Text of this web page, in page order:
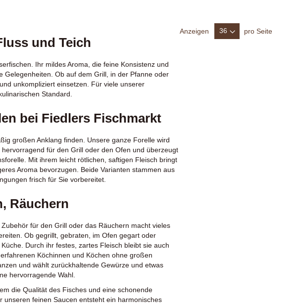
Anzeigen pro Seite
und Teich
Ihr mildes Aroma, die feine Konsistenz und
Ob auf dem Grill, in der Pfanne oder
unkompliziert einsetzen. Für viele unserer
Standard.
bei Fiedlers Fischmarkt
großen Anklang finden. Unsereganze Forelle wird
für den Grill oder den Ofen und überzeugt
. Mit ihrem leicht rötlichen, saftigen Fleisch bringt
Aroma bevorzugen. Beide Varianten stammen aus
frisch für Sie vorbereitet.
Räuchern
für den Grill oder das Räuchern macht vieles
Ob gegrillt, gebraten, im Ofen gegart oder
Durch ihr festes, zartes Fleisch bleibt sie auch
Köchinnen und Köchen ohne großen
und wählt zurückhaltende Gewürze und etwas
hervorragende Wahl.
die Qualität des Fisches und eine schonende
feinen Saucen entsteht ein harmonisches